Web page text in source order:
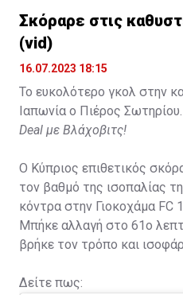
Σκόραρε στις
(vid)
16.07.2023 18:15
Το ευκολότερο γκολ στην
Ιαπωνία ο Πιέρος Σωτηρίου.
Deal με Βλάχοβιτς!
Ο Κύπριος επιθετικός
τον βαθμό της ισοπαλίας
κόντρα στην Γιοκοχάμα FC
Μπήκε αλλαγή στο 61ο
βρήκε τον τρόπο και
Δείτε πως: